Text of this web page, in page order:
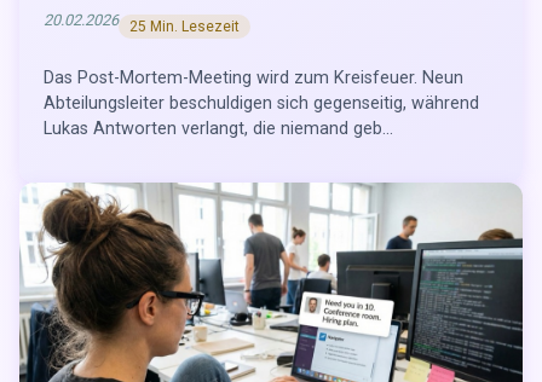
20.02.2026 25 Min. Lesezeit
Das Post-Mortem-Meeting wird zum Kreisfeuer. Neun
Abteilungsleiter beschuldigen sich gegenseitig, während
Lukas Antworten verlangt, die niemand geb...